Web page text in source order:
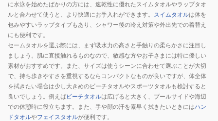
に水泳を始めたばかりの方には、速乾性に優れたスイムタオルやラップタオ
ルと合わせて使うと、より快適にお手入れができます。 スイムタオルは体を
包みやすいラップタイプもあり、シャワー後の冷え対策や外出先での着替え
にも便利です。
セームタオルを選ぶ際には、まず吸水力の高さと手触りの柔らかさに注目し
ましょう。肌に直接触れるものなので、敏感な方やお子さまには特に優しい
素材がおすすめです。また、サイズは使うシーンに合わせて選ぶことが大切
で、持ち歩きやすさを重視するならコンパクトなものが良いですが、体全体
を拭きたい場合は少し大きめのビーチタオルやスポーツタオルも検討すると
良いでしょう。例えばビーチタオルは広げると大きく、プールサイドや海辺
での休憩時に役立ちます。また、手や顔の汗を素早く拭きたいときにはハン
ドタオルやフェイスタオルが便利です。